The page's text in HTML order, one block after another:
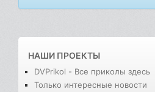
НАШИ ПРОЕКТЫ
DVPrikol - Все приколы здесь
Только интересные новости